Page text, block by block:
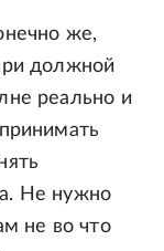
же,
должной
реально и
Не нужно
не во что